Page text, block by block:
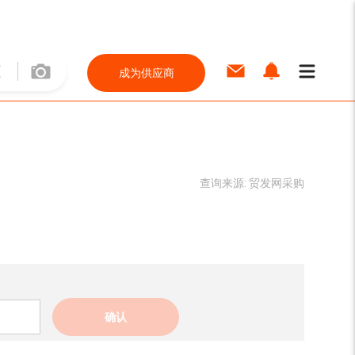
成为供应商
查询来源: 贸发网采购
确认